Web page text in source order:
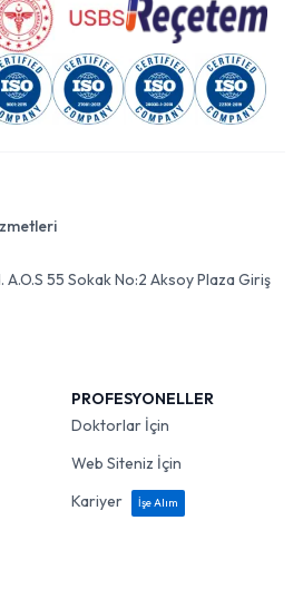
55 Sokak No:2 Aksoy Plaza Giriş
PROFESYONELLER
Doktorlar İçin
Web Siteniz İçin
Kariyer
İşe Alım